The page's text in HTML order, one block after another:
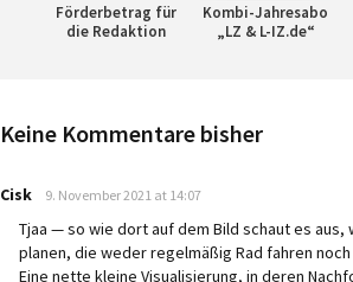
Förderbetrag für
die Redaktion
Kombi-Jahresabo
„LZ & L-IZ.de“
Keine Kommentare bisher
Cisk says:
9. November 2021 at 14:07
Tjaa — so wie dort auf dem Bild schaut es aus,
planen, die weder regelmäßig Rad fahren noch
Eine nette kleine Visualisierung, in deren